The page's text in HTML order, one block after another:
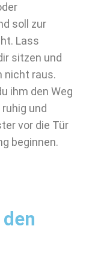
soll zur
Lass
sitzen und
nicht raus.
ihm den Weg
und
vor die Tür
beginnen.